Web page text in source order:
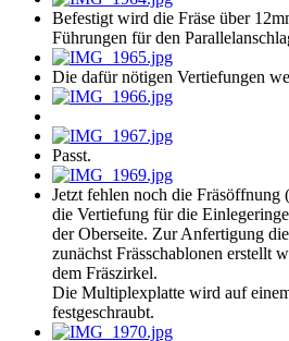
Befestigt wird die Fräse über
Führungen für den
Die dafür nötigen Vertiefungen
Passt.
Jetzt fehlen noch die Fräsöffnung
die Vertiefung für die
der Oberseite. Zur Anfertigung
zunächst Frässchablonen erstellt
dem Fräszirkel.
Die Multiplexplatte wird auf
festgeschraubt.